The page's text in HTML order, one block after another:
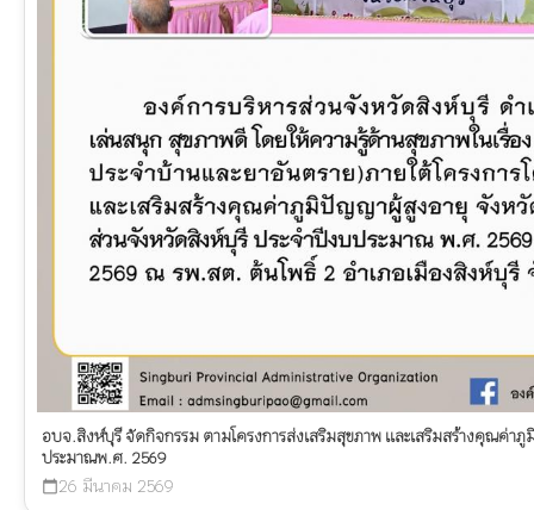
อบจ.สิงห์บุรี จัดกิจกรรม ตามโครงการส่งเสริมสุขภาพ และเสริมสร้างคุณค่
ประมาณพ.ศ. 2569
calendar_today 26 มีนาคม 2569